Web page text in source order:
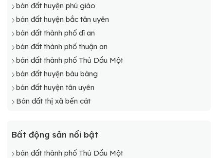
bán đất huyện phú giáo
bán đất huyện bắc tân uyên
bán đất thành phố dĩ an
bán đất thành phố thuận an
bán đất thành phố Thủ Dầu Một
bán đất huyện bàu bàng
bán đất huyện tân uyên
Bán đất thị xã bến cát
Bất động sản nổi bật
bán đất thành phố Thủ Dầu Một